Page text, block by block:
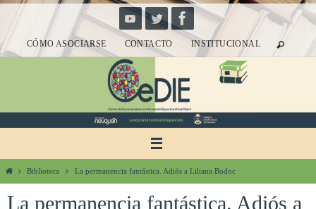
contenidoCÓMO ASOCIARSE CONTACTO INSTITUCIONAL
InicioBiblioteca La permanencia fantástica. Adiós a Liliana Bodoc
La permanencia fantástica. Adiós a